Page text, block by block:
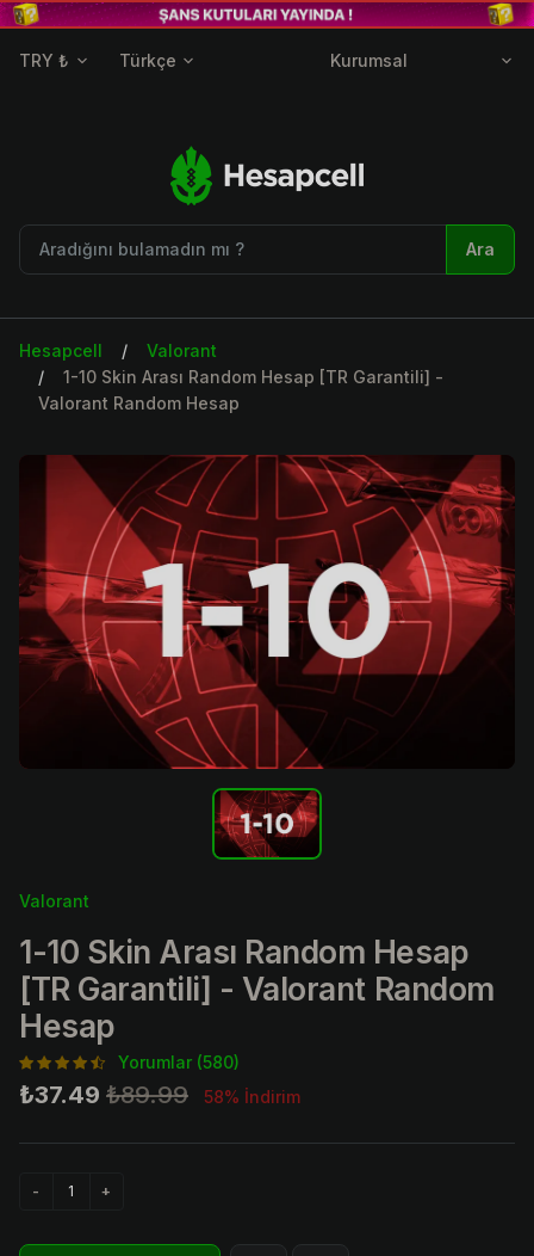
TRY ₺ Türkçe Kurumsal
Ara
Hesapcell
Valorant
1-10 Skin Arası Random Hesap [TR Garantili] -
Valorant Random Hesap
Valorant
1-10 Skin Arası Random Hesap
[TR Garantili] - Valorant Random
Hesap
Yorumlar (580)
₺37.49 ₺89.99 58% İndirim